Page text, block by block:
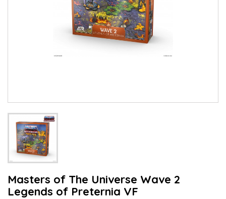
Masters of The Universe Wave 2
Legends of Preternia VF